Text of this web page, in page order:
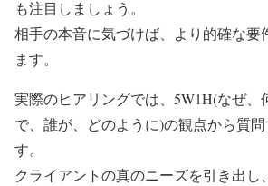
も注目しましょう。
相手の本音に気づけば、より的確な要
ます。
実際のヒアリングでは、5W1H(なぜ、
で、誰が、どのように)の観点から質
す。
クライアントの真のニーズを引き出し